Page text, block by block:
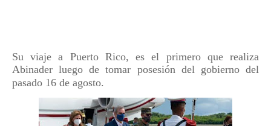
Su viaje a Puerto Rico, es el primero que realiza
Abinader luego de tomar posesión del gobierno del
pasado 16 de agosto.